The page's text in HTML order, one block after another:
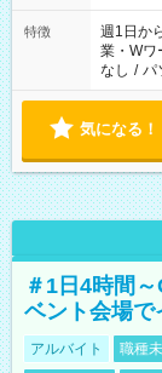
特徴 週1日か
業・Wワ
なし / パ
気になる！
＃1日4時間
ベント会場で
アルバイト 職種